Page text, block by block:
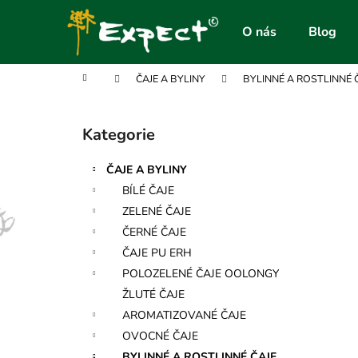
O nás Blog
Domů ČAJE A BYLINY BYLINNÉ A ROSTLINNÉ
Přeskočit
kategorie
Kategorie
ČAJE A BYLINY
BÍLÉ ČAJE
ZELENÉ ČAJE
ČERNÉ ČAJE
ČAJE PU ERH
POLOZELENÉ ČAJE OOLONGY
ŽLUTÉ ČAJE
AROMATIZOVANÉ ČAJE
OVOCNÉ ČAJE
í
Zpět
do
Zpět
do